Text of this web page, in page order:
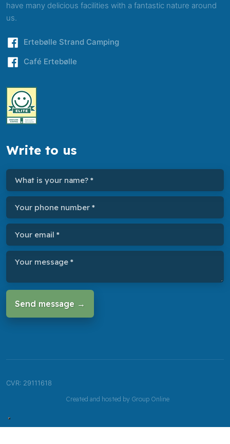
have many delicious facilities with a fantastic nature around
us.
​Ertebølle Strand Camping
​Café Ertebølle
Write to us
CVR​: 29111618
Created and hosted by Group Online